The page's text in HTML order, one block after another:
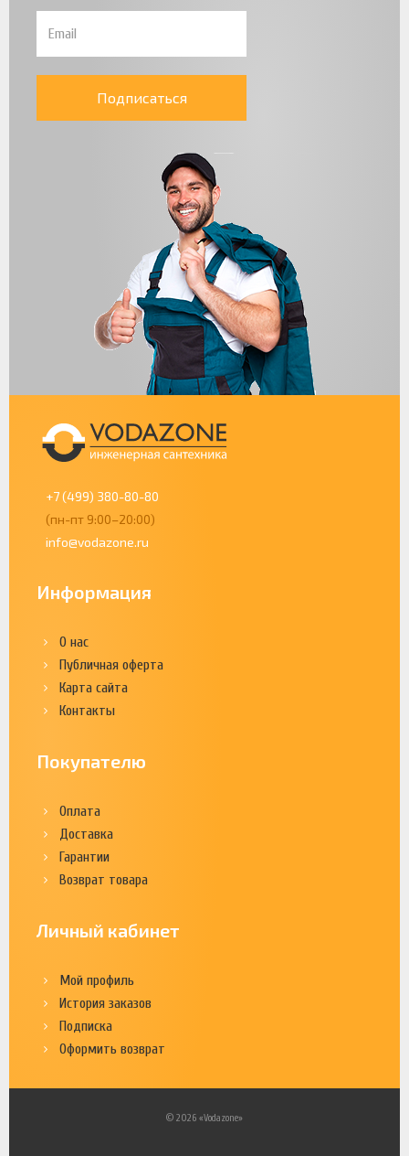
Подписаться
+7 (499) 380-80-80
(пн-пт 9:00–20:00)
info@vodazone.ru
Информация
О нас
Публичная оферта
Карта сайта
Контакты
Покупателю
Оплата
Доставка
Гарантии
Возврат товара
Личный кабинет
Мой профиль
История заказов
Подписка
Оформить возврат
© 2026 «Vodazone»